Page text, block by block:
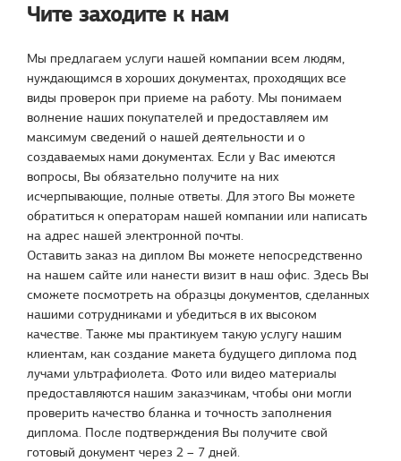
Чите заходите к нам
Мы предлагаем услуги нашей компании всем людям,
нуждающимся в хороших документах, проходящих все
виды проверок при приеме на работу. Мы понимаем
волнение наших покупателей и предоставляем им
максимум сведений о нашей деятельности и о
создаваемых нами документах. Если у Вас имеются
вопросы, Вы обязательно получите на них
исчерпывающие, полные ответы. Для этого Вы можете
обратиться к операторам нашей компании или написать
на адрес нашей электронной почты.
Оставить заказ на диплом Вы можете непосредственно
на нашем сайте или нанести визит в наш офис. Здесь Вы
сможете посмотреть на образцы документов, сделанных
нашими сотрудниками и убедиться в их высоком
качестве. Также мы практикуем такую услугу нашим
клиентам, как создание макета будущего диплома под
лучами ультрафиолета. Фото или видео материалы
предоставляются нашим заказчикам, чтобы они могли
проверить качество бланка и точность заполнения
диплома. После подтверждения Вы получите свой
готовый документ через 2 – 7 дней.